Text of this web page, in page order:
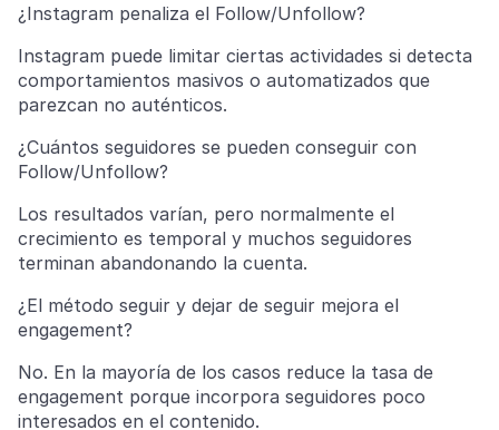
¿Instagram penaliza el Follow/Unfollow?
Instagram puede limitar ciertas actividades si detecta
comportamientos masivos o automatizados que
parezcan no auténticos.
¿Cuántos seguidores se pueden conseguir con
Follow/Unfollow?
Los resultados varían, pero normalmente el
crecimiento es temporal y muchos seguidores
terminan abandonando la cuenta.
¿El método seguir y dejar de seguir mejora el
engagement?
No. En la mayoría de los casos reduce la tasa de
engagement porque incorpora seguidores poco
interesados en el contenido.